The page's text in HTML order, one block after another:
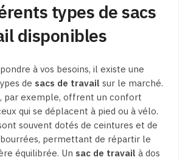
types de sacs
disponibles
à vos besoins, il existe une
de sacs de travail sur le marché.
par exemple, offrent un confort
qui se déplacent à pied ou à vélo.
souvent dotés de ceintures et de
permettant de répartir le
équilibrée. Un sac de travail à dos